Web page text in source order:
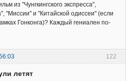
из "Чунгкингского экспресса",
"Миссии" и "Китайской одиссеи" (если
Гонконга)? Каждый гениален по-
122
летят